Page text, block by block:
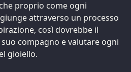
proprio come ogni
attraverso un processo
così dovrebbe il
compagno e valutare ogni
gioiello.